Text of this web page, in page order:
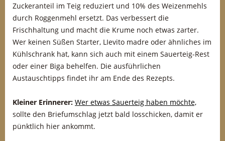
Zuckeranteil im Teig reduziert und 10% des Weizenmehls
durch Roggenmehl ersetzt. Das verbessert die
Frischhaltung und macht die Krume noch etwas zarter.
Wer keinen Süßen Starter, LIevito madre oder ähnliches im
Kühlschrank hat, kann sich auch mit einem Sauerteig-Rest
oder einer Biga behelfen. Die ausführlichen
Austauschtipps findet ihr am Ende des Rezepts.
Kleiner Erinnerer: Wer etwas Sauerteig haben möchte,
sollte den Briefumschlag jetzt bald losschicken, damit er
pünktlich hier ankommt.